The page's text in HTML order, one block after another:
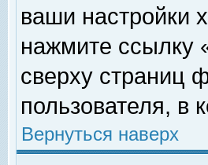
ваши настройки
нажмите ссылку
сверху страниц
пользователя, в
Вернуться наверх